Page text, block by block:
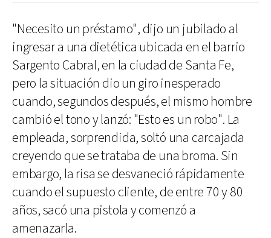
"Necesito un préstamo", dijo un jubilado al
ingresar a una dietética ubicada en el barrio
Sargento Cabral, en la ciudad de Santa Fe,
pero la situación dio un giro inesperado
cuando, segundos después, el mismo hombre
cambió el tono y lanzó: "Esto es un robo". La
empleada, sorprendida, soltó una carcajada
creyendo que se trataba de una broma. Sin
embargo, la risa se desvaneció rápidamente
cuando el supuesto cliente, de entre 70 y 80
años, sacó una pistola y comenzó a
amenazarla.